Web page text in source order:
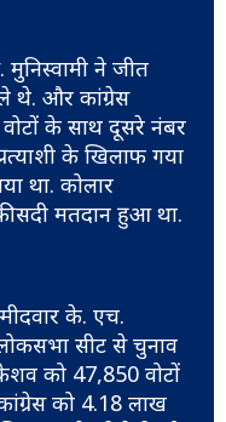
मुनिस्वामी ने जीत
थे. और कांग्रेस
के साथ दूसरे नंबर
के खिलाफ गया
था. कोलार
मतदान हुआ था.
के. एच.
लोकसभा सीट से चुनाव
को 47,850 वोटों
को 4.18 लाख